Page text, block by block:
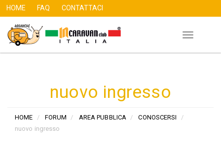
Salta
al
HOME FAQ CONTATTACI
Toggle
nuovo ingresso
HOME FORUM AREA PUBBLICA
CONOSCERSI
nuovo ingresso